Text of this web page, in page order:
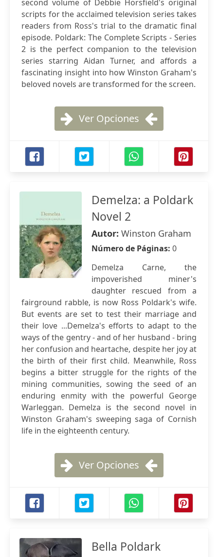
second volume of Debbie Horsfield's original
scripts for the acclaimed television series takes
readers from Ross's trial to the dramatic final
episode. Poldark: The Complete Scripts - Series
2 is the perfect companion to the television
series starring Aidan Turner, and affords a
fascinating insight into how Winston Graham's
beloved novels are transformed for the screen.
Ver Opciones
Demelza: a Poldark
Novel 2
Autor: Winston Graham
Número de Páginas: 0
Demelza Carne, the
impoverished miner's
daughter rescued from a
fairground rabble, is now Ross Poldark's wife.
But events are set to test their marriage and
their love ...Demelza's efforts to adapt to the
ways of the gentry - and of her husband - bring
her confusion and heartache, despite her joy at
the birth of their first child. Meanwhile, Ross
begins a bitter struggle for the rights of the
mining communities, sowing the seed of an
enduring enmity with the powerful George
Warleggan. Demelza is the second novel in
Winston Graham's sweeping saga of Cornish
life in the eighteenth century.
Ver Opciones
Bella Poldark